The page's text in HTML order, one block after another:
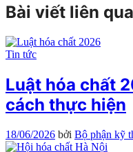
Bài viết liên
Tin tức
Luật hóa chất
cách thực hiện
18/06/2026 bởi Bộ phận kỹ